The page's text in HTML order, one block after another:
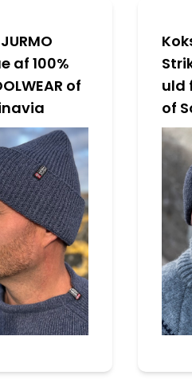
af 100%
of
uld
of